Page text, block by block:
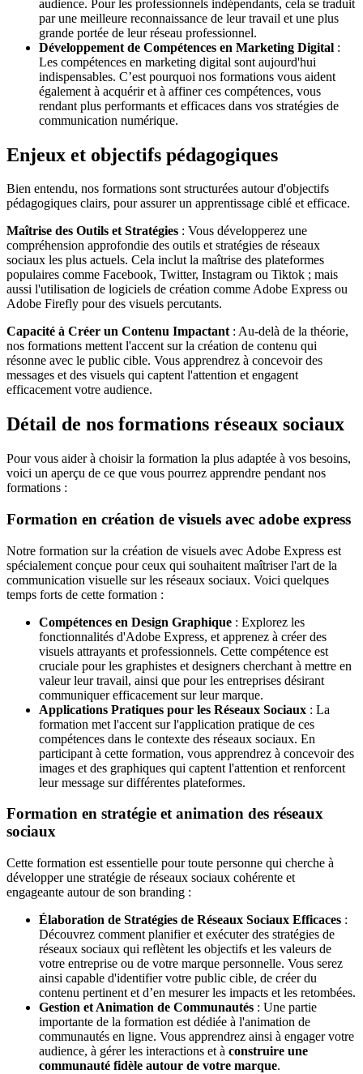
audience. Pour les professionnels indépendants, cela se traduit
par une meilleure reconnaissance de leur travail et une plus
grande portée de leur réseau professionnel.
Développement de Compétences en Marketing Digital :
Les compétences en marketing digital sont aujourd'hui
indispensables. C’est pourquoi nos formations vous aident
également à acquérir et à affiner ces compétences, vous
rendant plus performants et efficaces dans vos stratégies de
communication numérique.
Enjeux et objectifs pédagogiques
Bien entendu, nos formations sont structurées autour d'objectifs
pédagogiques clairs, pour assurer un apprentissage ciblé et efficace.
Maîtrise des Outils et Stratégies : Vous développerez une
compréhension approfondie des outils et stratégies de réseaux
sociaux les plus actuels. Cela inclut la maîtrise des plateformes
populaires comme Facebook, Twitter, Instagram ou Tiktok ; mais
aussi l'utilisation de logiciels de création comme Adobe Express ou
Adobe Firefly pour des visuels percutants.
Capacité à Créer un Contenu Impactant: Au-delà de la théorie,
nos formations mettent l'accent sur la création de contenu qui
résonne avec le public cible. Vous apprendrez à concevoir des
messages et des visuels qui captent l'attention et engagent
efficacement votre audience.
Détail de nos formations réseaux sociaux
Pour vous aider à choisir la formation la plus adaptée à vos besoins,
voici un aperçu de ce que vous pourrez apprendre pendant nos
formations :
Formation en création de visuels avec adobe express
Notre formation sur la création de visuels avec Adobe Express est
spécialement conçue pour ceux qui souhaitent maîtriser l'art de la
communication visuelle sur les réseaux sociaux. Voici quelques
temps forts de cette formation :
Compétences en Design Graphique : Explorez les
fonctionnalités d'Adobe Express, et apprenez à créer des
visuels attrayants et professionnels. Cette compétence est
cruciale pour les graphistes et designers cherchant à mettre en
valeur leur travail, ainsi que pour les entreprises désirant
communiquer efficacement sur leur marque.
Applications Pratiques pour les Réseaux Sociaux : La
formation met l'accent sur l'application pratique de ces
compétences dans le contexte des réseaux sociaux. En
participant à cette formation, vous apprendrez à concevoir des
images et des graphiques qui captent l'attention et renforcent
leur message sur différentes plateformes.
Formation en stratégie et animation des réseaux
sociaux
Cette formation est essentielle pour toute personne qui cherche à
développer une stratégie de réseaux sociaux cohérente et
engageante autour de son branding :
Élaboration de Stratégies de Réseaux Sociaux Efficaces :
Découvrez comment planifier et exécuter des stratégies de
réseaux sociaux qui reflètent les objectifs et les valeurs de
votre entreprise ou de votre marque personnelle. Vous serez
ainsi capable d'identifier votre public cible, de créer du
contenu pertinent et d’en mesurer les impacts et les retombées.
Gestion et Animation de Communautés : Une partie
importante de la formation est dédiée à l'animation de
communautés en ligne. Vous apprendrez ainsi à engager votre
audience, à gérer les interactions et à construire une
communauté fidèle autour de votre marque.